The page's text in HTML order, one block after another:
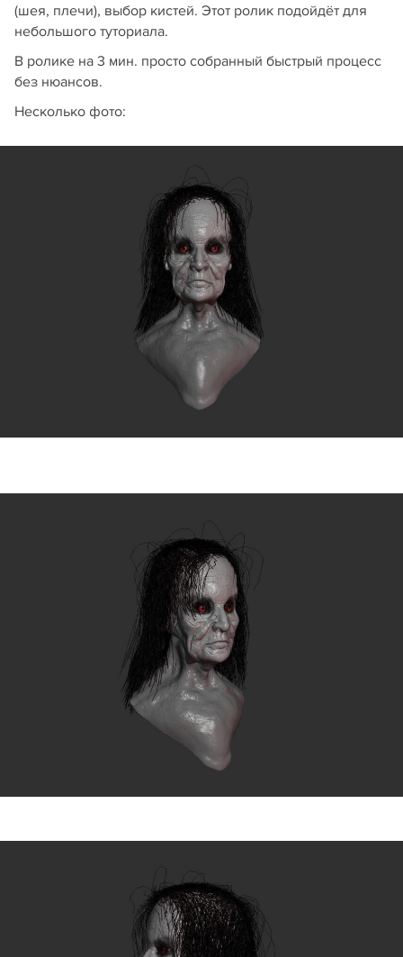
(шея, плечи), выбор кистей. Этот ролик подойдёт для
небольшого туториала.
В ролике на 3 мин. просто собранный быстрый процесс
без нюансов.
Несколько фото: